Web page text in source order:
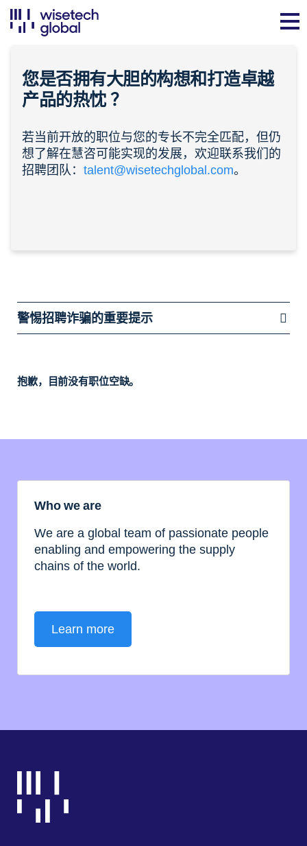
您是否拥有大胆的构想和打造卓越
产品的热忱？
若当前开放的职位与您的专长不完全匹配，但仍
想了解在慧咨可能实现的发展，欢迎联系我们的
招聘团队： talent@wisetechglobal.com。
警惕招聘诈骗的重要提示
抱歉，目前没有职位空缺。
Who we are
We are a global team of passionate people
enabling and empowering the supply
chains of the world.
Learn more